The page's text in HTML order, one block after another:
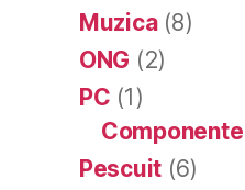
Muzica(8)
ONG (2)
PC (1)
Componente
Pescuit (6)